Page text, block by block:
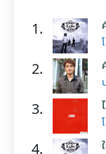
1.
2.
3.
4.